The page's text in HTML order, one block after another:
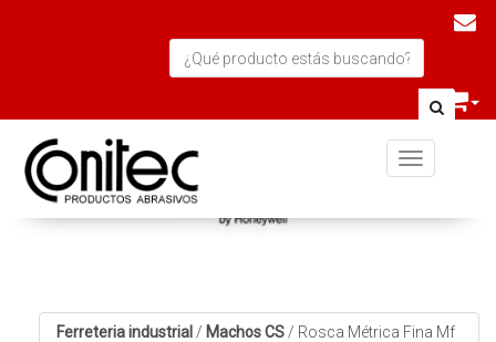
Toggle
Ferreteria industrial / Machos CS / Rosca Métrica Fina Mf